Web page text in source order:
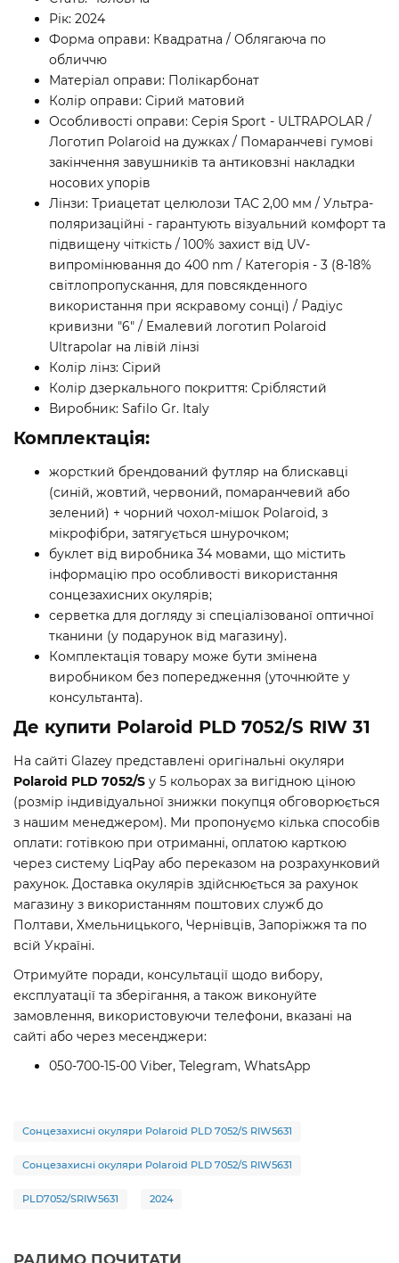
Рік: 2024
Форма оправи: Квадратна / Облягаюча по
обличчю
Матеріал оправи: Полікарбонат
Колір оправи: Сірий матовий
Особливості оправи: Серія Sport - ULTRAPOLAR /
Логотип Polaroid на дужках / Помаранчеві гумові
закінчення завушників та антиковзні накладки
носових упорів
Лінзи: Триацетат целюлози TAC 2,00 мм / Ультра-
поляризаційні - гарантують візуальний комфорт та
підвищену чіткість / 100% захист від UV-
випромінювання до 400 nm / Категорія - 3 (8-18%
світлопропускання, для повсякденного
використання при яскравому сонці) / Радіус
кривизни "6" / Емалевий логотип Polaroid
Ultrapolar на лівій лінзі
Колір лінз: Сірий
Колір дзеркального покриття: Сріблястий
Виробник: Safilo Gr. Italy
Комплектація:
жорсткий брендований футляр на блискавці
(синій, жовтий, червоний, помаранчевий або
зелений) + чорний чохол-мішок Polaroid, з
мікрофібри, затягується шнурочком;
буклет від виробника 34 мовами, що містить
інформацію про особливості використання
сонцезахисних окулярів;
серветка для догляду зі спеціалізованої оптичної
тканини (у подарунок від магазину).
Комплектація товару може бути змінена
виробником без попередження (уточнюйте у
консультанта).
Де купити Polaroid PLD 7052/S RIW 31
На сайті Glazey представлені оригінальні окуляри
Polaroid PLD 7052/S у 5 кольорах за вигідною ціною
(розмір індивідуальної знижки покупця обговорюється
з нашим менеджером). Ми пропонуємо кілька способів
оплати: готівкою при отриманні, оплатою карткою
через систему LiqPay або переказом на розрахунковий
рахунок. Доставка окулярів здійснюється за рахунок
магазину з використанням поштових служб до
Полтави, Хмельницького, Чернівців, Запоріжжя та по
всій Україні.
Отримуйте поради, консультації щодо вибору,
експлуатації та зберігання, а також виконуйте
замовлення, використовуючи телефони, вказані на
сайті або через месенджери:
050-700-15-00 Viber, Telegram, WhatsApp
Сонцезахисні окуляри Polaroid PLD 7052/S RIW5631
Сонцезахисні окуляри Polaroid PLD 7052/S RIW5631
PLD7052/SRIW5631 2024